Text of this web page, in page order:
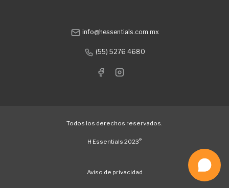
info@hessentials.com.mx
(55) 5276 4680
Todos los derechos reservados.
H Essentials 2023®
Aviso de privacidad